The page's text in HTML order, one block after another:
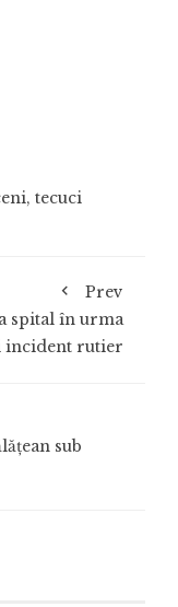
, tecuci
Prev
spital în urma
incident rutier
sub